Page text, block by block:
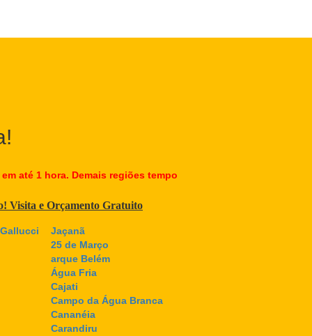
até 1 hora. Demais regiões tempo
Visita e Orçamento Gratuito
Jaçanã
25 de Março
arque Belém
Água Fria
Cajati
Campo da Água Branca
Cananéia
Carandiru